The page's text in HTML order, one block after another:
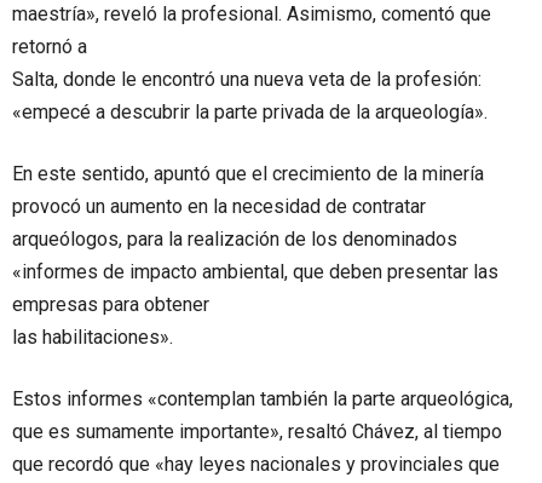
maestría», reveló la profesional. Asimismo, comentó que
retornó a
Salta, donde le encontró una nueva veta de la profesión:
«empecé a descubrir la parte privada de la arqueología».
En este sentido, apuntó que el crecimiento de la minería
provocó un aumento en la necesidad de contratar
arqueólogos, para la realización de los denominados
«informes de impacto ambiental, que deben presentar las
empresas para obtener
las habilitaciones».
Estos informes «contemplan también la parte arqueológica,
que es sumamente importante», resaltó Chávez, al tiempo
que recordó que «hay leyes nacionales y provinciales que